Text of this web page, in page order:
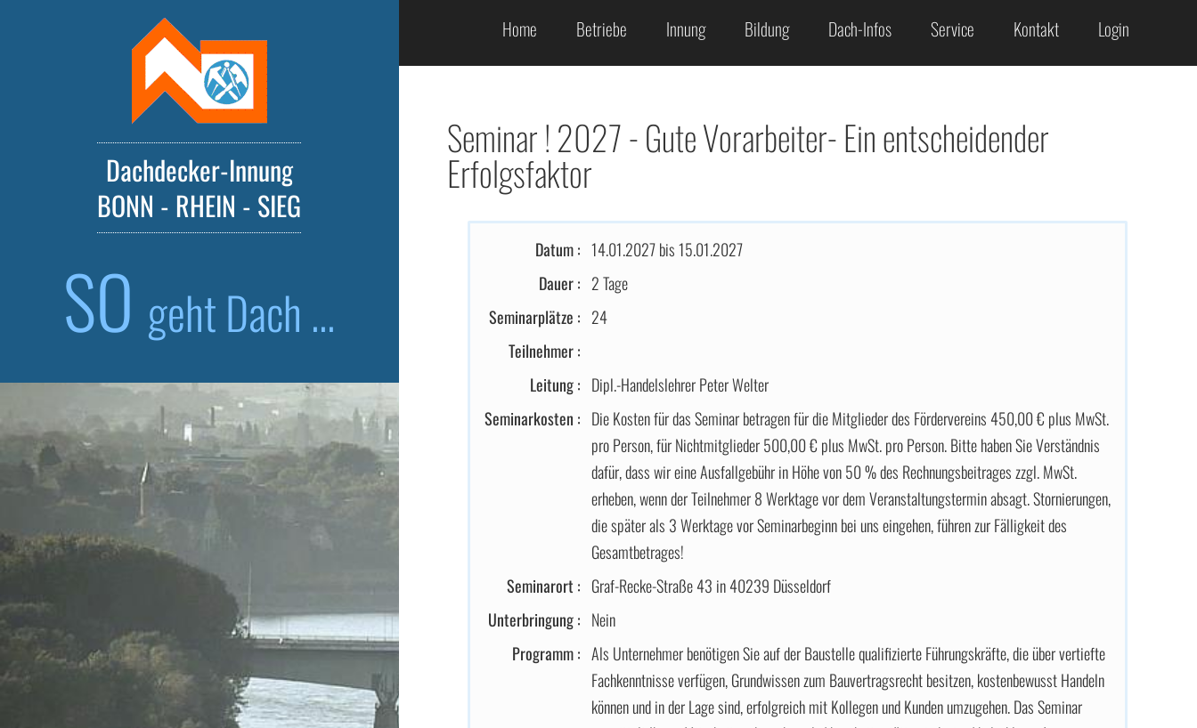
Dachdecker-Innung
BONN - RHEIN - SIEG
SO geht Dach ...
Home Betriebe Innung Bildung Dach-Infos Service Kontakt Login
Seminar ! 2027 - Gute Vorarbeiter- Ein entscheidender
Erfolgsfaktor
Datum : 14.01.2027 bis 15.01.2027
Dauer : 2 Tage
Seminarplätze : 24
Teilnehmer :
Leitung : Dipl.-Handelslehrer Peter Welter
Seminarkosten : Die Kosten für das Seminar betragen für die Mitglieder des Fördervereins 450,00 € plus MwSt.
pro Person, für Nichtmitglieder 500,00 € plus MwSt. pro Person. Bitte haben Sie Verständnis
dafür, dass wir eine Ausfallgebühr in Höhe von 50 % des Rechnungsbeitrages zzgl. MwSt.
erheben, wenn der Teilnehmer 8 Werktage vor dem Veranstaltungstermin absagt. Stornierungen,
die später als 3 Werktage vor Seminarbeginn bei uns eingehen, führen zur Fälligkeit des
Gesamtbetrages!
Seminarort : Graf-Recke-Straße 43 in 40239 Düsseldorf
Unterbringung : Nein
Programm : Als Unternehmer benötigen Sie auf der Baustelle qualifizierte Führungskräfte, die über vertiefte
Fachkenntnisse verfügen, Grundwissen zum Bauvertragsrecht besitzen, kostenbewusst Handeln
können und in der Lage sind, erfolgreich mit Kollegen und Kunden umzugehen. Das Seminar